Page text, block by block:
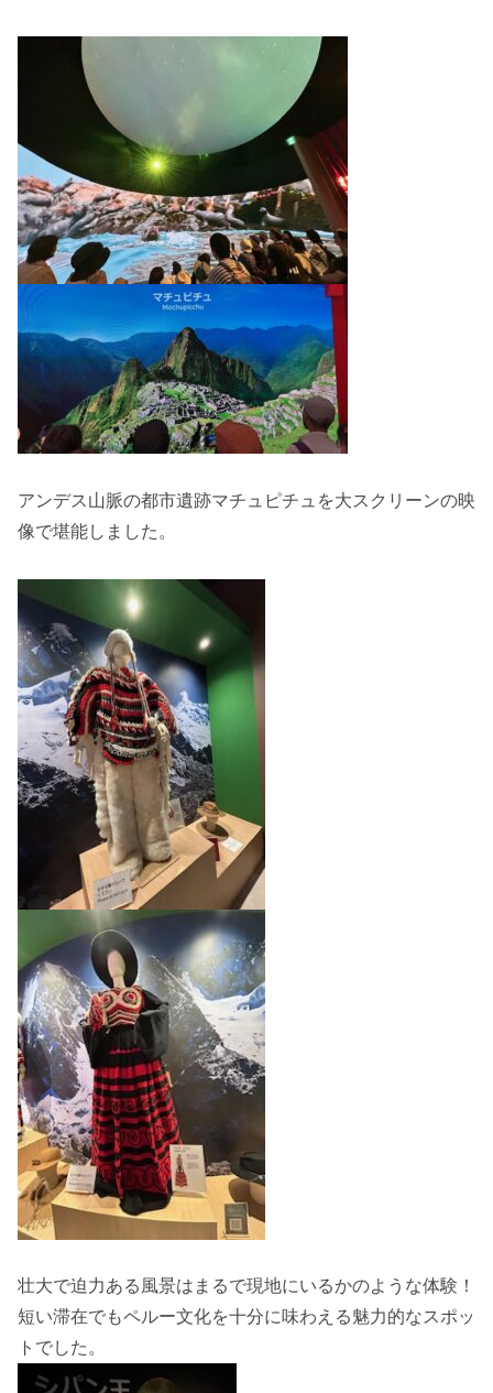
アンデス山脈の都市遺跡マチュピチュを大スクリーンの映
像で堪能しました。
壮大で迫力ある風景はまるで現地にいるかのような体験！
短い滞在でもペルー文化を十分に味わえる魅力的なスポッ
トでした。